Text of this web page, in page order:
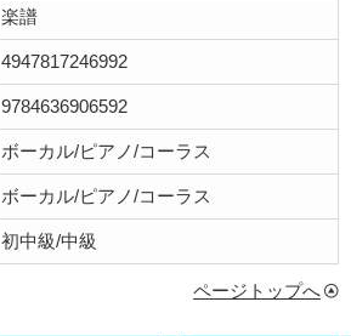
楽譜
4947817246992
9784636906592
ボーカル/ピアノ/コーラス
ボーカル/ピアノ/コーラス
初中級/中級
ページトップへ